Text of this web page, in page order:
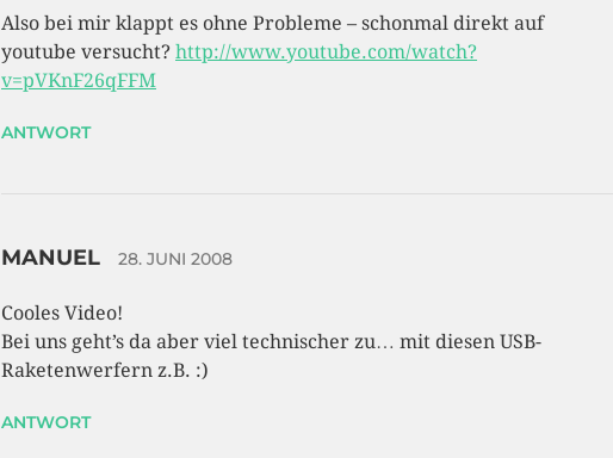
Also bei mir klappt es ohne Probleme – schonmal direkt auf
youtube versucht? http://www.youtube.com/watch?
v=pVKnF26qFFM
ANTWORT
MANUEL 28. JUNI 2008
Cooles Video!
Bei uns geht’s da aber viel technischer zu… mit diesen USB-
Raketenwerfern z.B. :)
ANTWORT